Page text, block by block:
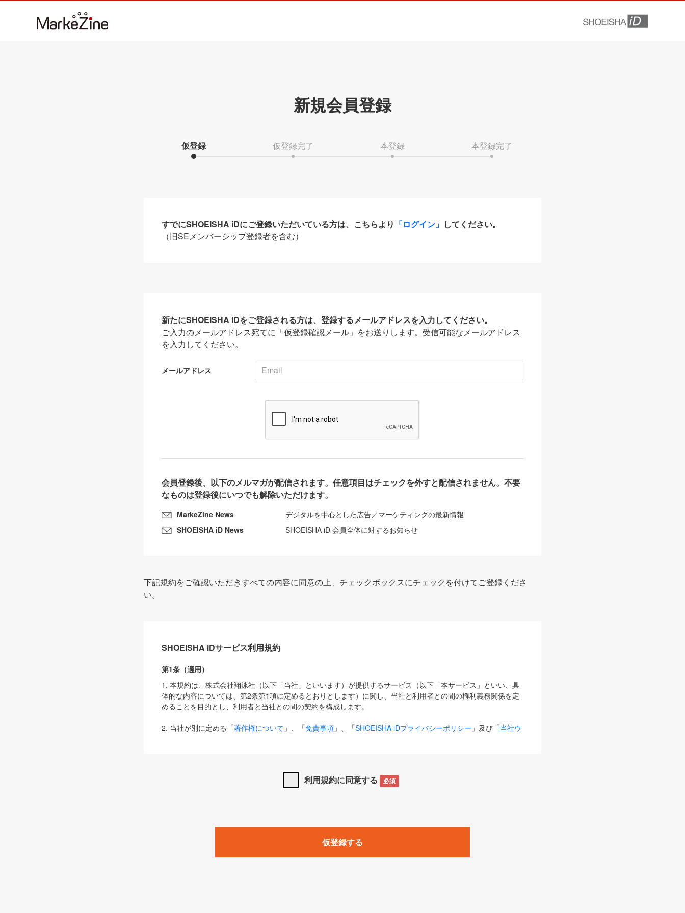
新規会員登録
仮登録 仮登録完了 本登録 本登録完了
すでにSHOEISHA iDにご登録いただいている方は、こちらより 「ログイン」 してください。
（旧SEメンバーシップ登録者を含む）
新たにSHOEISHA iDをご登録される方は、登録するメールアドレスを入力してください。
ご入力のメールアドレス宛てに「仮登録確認メール」をお送りします。受信可能なメールアドレス
を入力してください。
メールアドレス
会員登録後、以下のメルマガが配信されます。任意項目はチェックを外すと配信されません。不要
なものは登録後にいつでも解除いただけます。
MarkeZine News
デジタルを中心とした広告／マーケティングの最新情報
SHOEISHA iD News
SHOEISHA iD 会員全体に対するお知らせ
下記規約をご確認いただきすべての内容に同意の上、チェックボックスにチェックを付けてご登録くださ
い。
SHOEISHA iDサービス利用規約
第1条（適用）
1. 本規約は、株式会社翔泳社（以下「当社」といいます）が提供するサービス（以下「本サービス」といい、具
体的な内容については、第2条第1項に定めるとおりとします）に関し、当社と利用者との間の権利義務関係を定
めることを目的とし、利用者と当社との間の契約を構成します。
2. 当社が別に定める「著作権について 」、「免責事項 」、「SHOEISHA iDプライバシーポリシー 」及び「当社ウ
は、本規約の規定が優先して適用されるものとします。
1. 「本サービス」とは、当社が提供する以下のサービス（名称や内容が変更された場合、変更後のサービスを含
みます）及びこれらサービスに関連して当社が実施するイベントやキャンペーンをいいます。
「SEBook」「SEShop」「CodeZine」「MarkeZine」「EnterpriseZine」「ECzine」「Biz/Zine」「HRzine」
利用規約に同意する 必須
仮登録する